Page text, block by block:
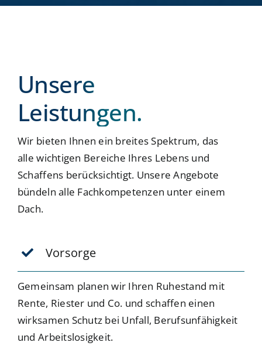
Unsere
Leistungen.
Wir bieten Ihnen ein breites Spektrum, das
alle wichtigen Bereiche Ihres Lebens und
Schaffens berücksichtigt. Unsere Angebote
bündeln alle Fachkompetenzen unter einem
Dach.
Vorsorge
Gemeinsam planen wir Ihren Ruhestand mit
Rente, Riester und Co. und schaffen einen
wirksamen Schutz bei Unfall, Berufsunfähigkeit
und Arbeitslosigkeit.